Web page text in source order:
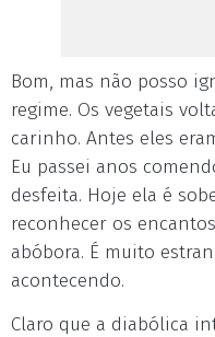
Bom, mas não posso
regime. Os vegetais
carinho. Antes eles
Eu passei anos
desfeita. Hoje ela é
reconhecer os
abóbora. É muito
acontecendo.
Claro que a diabólica